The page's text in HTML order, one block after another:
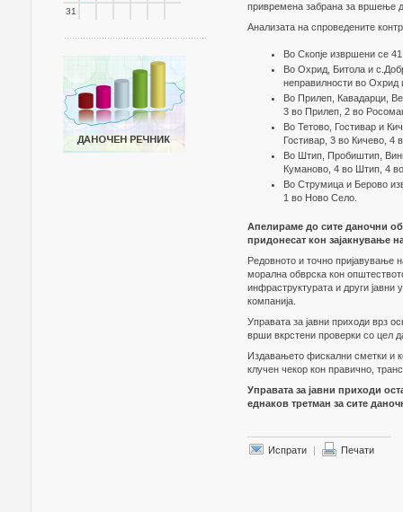
31
привремена забрана за вршење
Анализата на спроведените
Во Скопје извршени се
Во Охрид, Битола и
неправилности во
Во Прилеп, Кавадарци,
3 во Прилеп, 2 во
Во Тетово, Гостивар и
Гостивар, 3 во Кичево, 4
Во Штип, Пробиштип,
Куманово, 4 во Штип, 4
Во Струмица и Берово
1 во Ново Село.
Апелираме до сите даночни
придонесат кон зајакнување
Редовното и точно пријавување
морална обврска кон
инфраструктурата и други јавни
компанија.
Управата за јавни приходи врз
врши вкрстени проверки со цел
Издавањето фискални сметки и
клучен чекор кон правично,
Управата за јавни приходи
еднаков третман за сите
Испрати | Печати